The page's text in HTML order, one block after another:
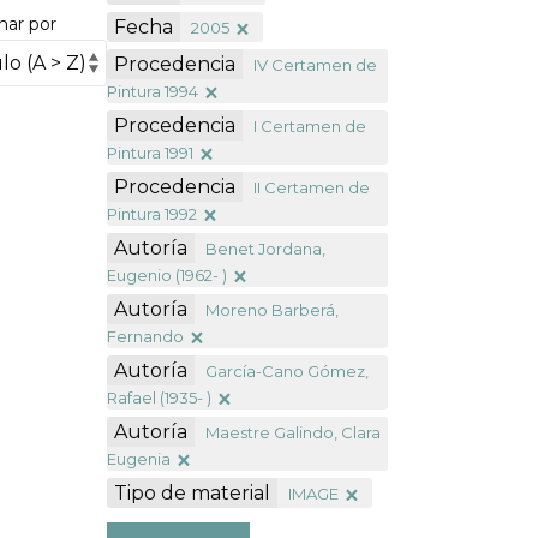
por
Fecha
2005
Procedencia
IV Certamen de
Pintura 1994
Procedencia
I Certamen de
Pintura 1991
Procedencia
II Certamen de
Pintura 1992
Autoría
Benet Jordana,
Eugenio (1962- )
Autoría
Moreno Barberá,
Fernando
Autoría
García-Cano Gómez,
Rafael (1935- )
Autoría
Maestre Galindo, Clara
Eugenia
Tipo de material IMAGE